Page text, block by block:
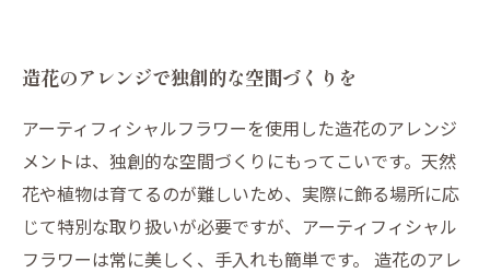
造花のアレンジで独創的な空間づくりを
アーティフィシャルフラワーを使用した造花のアレンジ
メントは、独創的な空間づくりにもってこいです。天然
花や植物は育てるのが難しいため、実際に飾る場所に応
じて特別な取り扱いが必要ですが、アーティフィシャル
フラワーは常に美しく、手入れも簡単です。 造花のアレ